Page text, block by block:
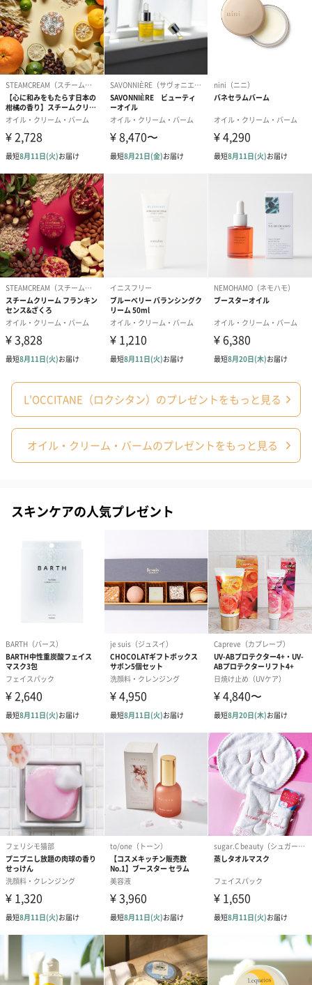
お届けボックスオプション
配送用のダンボールを装飾いたします。お相手のご住所に直接お
送りする際に人気のオプションです。お相手に直接手渡しする場
合は、紙袋との併用もおすすめです。
ダンボール装飾（ひま
わり）（720円）
ーリップ）（720円）
ダンボール装
イトピンク×
ト）（580円）
紙袋
お渡し用の紙袋です。
商品に合わせたサイズをお届けします。
あり（280円）
メッセージカード（通常・写真・グリーティング）
ードを同梱します。
メッセージカードや封筒のデザインは一部変更する場合がありま
写真付きメッセージカ
ード（680円）
写真付きメッセージカ
ード（Thank you）ピ
ンク（680円）
【誕生日】
Birthday ホワ
刷なし）（
ラッピング
ギフトラッピングを施してお届けします。
コットン巾着 【誕生
日】（グレー）S（550
円）
コットン巾着 【誕生
日】（スモーキーピン
ク）S（550円）
コットン巾着
とう】 S（550
L'OCCITANE（ロクシタン）のプレゼントをもっと見る
オイル・クリーム・バームのプレゼントをもっと見る
スキンケアの人気プレゼント